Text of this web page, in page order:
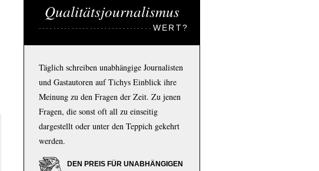
Qualitätsjournalismus
WERT?
Täglich schreiben unabhängige Journalisten
und Gastautoren auf Tichys Einblick ihre
Meinung zu den Fragen der Zeit. Zu jenen
Fragen, die sonst oft all zu einseitig
dargestellt oder unter den Teppich gekehrt
werden.
DEN PREIS FÜR UNABHÄNGIGEN